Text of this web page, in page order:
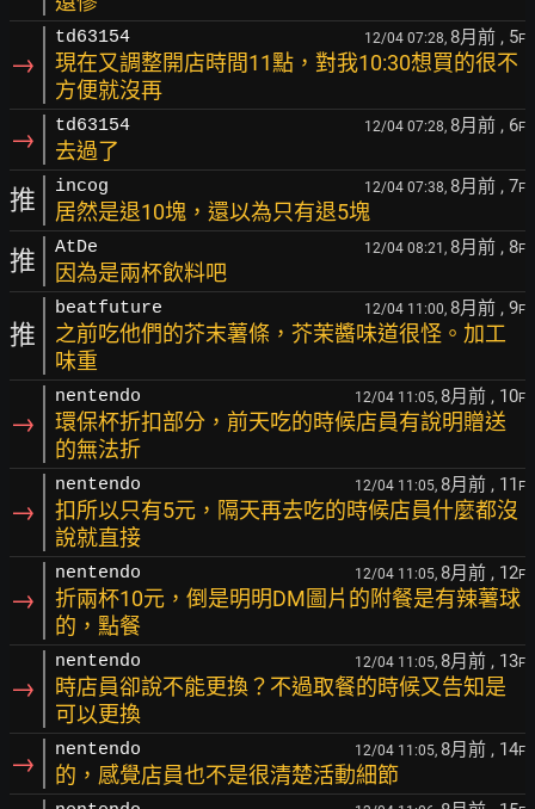
→
td63154 12/04 07:28, 8月前 , 5F
現在又調整開店時間11點，對我10:30想買的很不
方便就沒再
→ td63154 12/04 07:28, 8月前 , 6F
去過了
推 incog 12/04 07:38, 8月前 , 7F
居然是退10塊，還以為只有退5塊
推 AtDe 12/04 08:21, 8月前 , 8F
因為是兩杯飲料吧
推
beatfuture 12/04 11:00, 8月前 , 9F
之前吃他們的芥末薯條，芥茉醬味道很怪。加工
味重
→
nentendo 12/04 11:05, 8月前 , 10F
環保杯折扣部分，前天吃的時候店員有說明贈送
的無法折
→
nentendo 12/04 11:05, 8月前 , 11 F
扣所以只有5元，隔天再去吃的時候店員什麼都沒
說就直接
→
nentendo 12/04 11:05, 8月前 , 12F
折兩杯10元，倒是明明DM圖片的附餐是有辣薯球
的，點餐
→
nentendo 12/04 11:05, 8月前 , 13F
時店員卻說不能更換？不過取餐的時候又告知是
可以更換
→ nentendo 12/04 11:05, 8月前 , 14F
的，感覺店員也不是很清楚活動細節